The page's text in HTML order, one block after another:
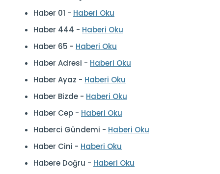
Haber 01 - Haberi Oku
Haber 444 - Haberi Oku
Haber 65 - Haberi Oku
Haber Adresi - Haberi Oku
Haber Ayaz - Haberi Oku
Haber Bizde - Haberi Oku
Haber Cep - Haberi Oku
Haberci Gündemi - Haberi Oku
Haber Cini - Haberi Oku
Habere Doğru - Haberi Oku